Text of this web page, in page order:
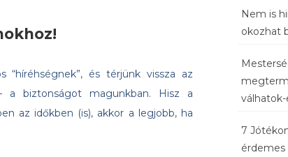
“híréhségnek”, és térjünk vissza az
a biztonságot magunkban. Hisz a
az időkben (is), akkor a legjobb, ha
Nem is
okozhat
7